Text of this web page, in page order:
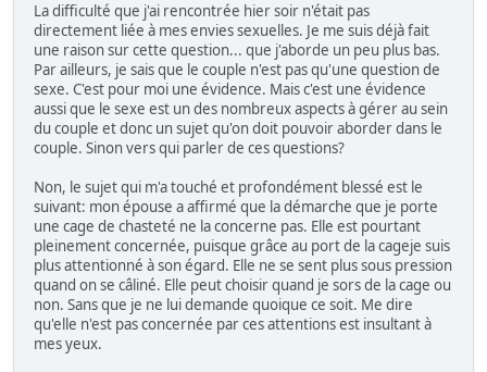
La difficulté que j'ai rencontrée hier soir n'était pas
directement liée à mes envies sexuelles. Je me suis déjà fait
une raison sur cette question... que j'aborde un peu plus bas.
Par ailleurs, je sais que le couple n'est pas qu'une question de
sexe. C'est pour moi une évidence. Mais c'est une évidence
aussi que le sexe est un des nombreux aspects à gérer au sein
du couple et donc un sujet qu'on doit pouvoir aborder dans le
couple. Sinon vers qui parler de ces questions?
Non, le sujet qui m'a touché et profondément blessé est le
suivant: mon épouse a affirmé que la démarche que je porte
une cage de chasteté ne la concerne pas. Elle est pourtant
pleinement concernée, puisque grâce au port de la cageje suis
plus attentionné à son égard. Elle ne se sent plus sous pression
quand on se câliné. Elle peut choisir quand je sors de la cage ou
non. Sans que je ne lui demande quoique ce soit. Me dire
qu'elle n'est pas concernée par ces attentions est insultant à
mes yeux.